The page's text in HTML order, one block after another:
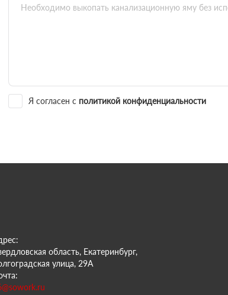
Я согласен с политикой конфиденциальности
область, Екатеринбург,
улица, 29А